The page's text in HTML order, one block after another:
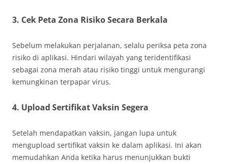
3. Cek Peta Zona Risiko Secara Berkala
Sebelum melakukan perjalanan, selalu periksa peta zona
risiko di aplikasi. Hindari wilayah yang teridentifikasi
sebagai zona merah atau risiko tinggi untuk mengurangi
kemungkinan terpapar virus.
4. Upload Sertifikat Vaksin Segera
Setelah mendapatkan vaksin, jangan lupa untuk
mengupload sertifikat vaksin ke dalam aplikasi. Ini akan
memudahkan Anda ketika harus menunjukkan bukti